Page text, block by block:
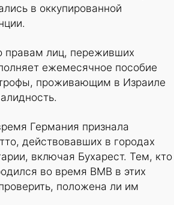
в оккупированной
правам лиц, переживших
ежемесячное пособие
проживающим в Израиле
Германия признала
действовавших в городах
включая Бухарест. Тем, кто
во время ВМВ в этих
положена ли им